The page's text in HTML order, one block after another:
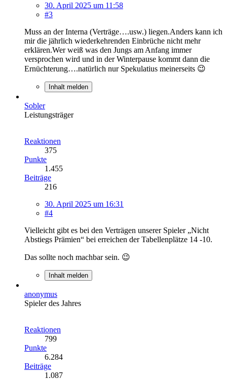
30. April 2025 um 11:58
#3
Muss an der Interna (Verträge….usw.) liegen.Anders kann ich
mir die jährlich wiederkehrenden Einbrüche nicht mehr
erklären.Wer weiß was den Jungs am Anfang immer
versprochen wird und in der Winterpause kommt dann die
Ernüchterung….natürlich nur Spekulatius meinerseits 😉
Inhalt melden
Sobler
Leistungsträger
Reaktionen
375
Punkte
1.455
Beiträge
216
30. April 2025 um 16:31
#4
Vielleicht gibt es bei den Verträgen unserer Spieler „Nicht
Abstiegs Prämien“ bei erreichen der Tabellenplätze 14 -10.
Das sollte noch machbar sein. 😉
Inhalt melden
anonymus
Spieler des Jahres
Reaktionen
799
Punkte
6.284
Beiträge
1.087